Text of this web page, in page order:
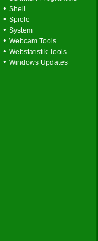
• Shell
• Spiele
• System
• Webcam Tools
• Webstatistik Tools
• Windows Updates